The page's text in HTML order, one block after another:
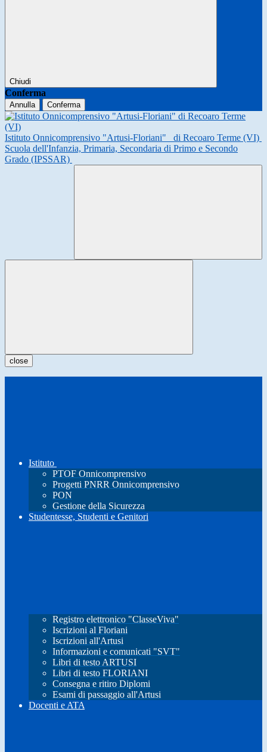
Chiudi
Conferma
Annulla Conferma
Istituto Onnicomprensivo "Artusi-Floriani"
di Recoaro Terme (VI)
Scuola dell'Infanzia, Primaria, Secondaria di Primo e Secondo
Grado (IPSSAR)
close
Istituto
PTOF Onnicomprensivo
Progetti PNRR Onnicomprensivo
PON
Gestione della Sicurezza
Studentesse, Studenti e Genitori
Registro elettronico "ClasseViva"
Iscrizioni al Floriani
Iscrizioni all'Artusi
Informazioni e comunicati "SVT"
Libri di testo ARTUSI
Libri di testo FLORIANI
Consegna e ritiro Diplomi
Esami di passaggio all'Artusi
Docenti e ATA